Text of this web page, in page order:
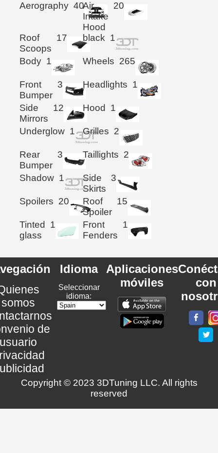
Aerography 40Air
Intake
Hood
20
Roof
Scoops
17 black 1
Body 1 Wheels 265
Front
Bumper
3 Headlights 1
Side
Mirrors
12 Hood 1
Underglow 1 Grilles 2
Rear
Bumper
3 Taillights 2
Shadow 1
Side
Skirts
3
Spoilers 20
Roof
Spoiler
15
Tinted
glass
1
Front
Fenders
1
somos
de
Idioma
Seleccionar
idioma:
Aplicaciones
móviles
con
Copyright © 2023 3DTuning LLC. All rights
reserved